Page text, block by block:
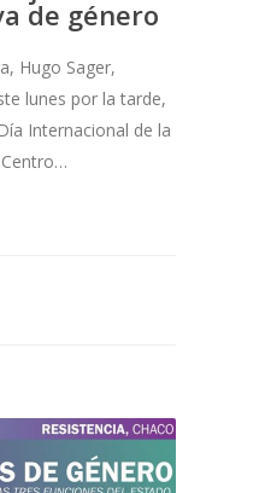
de género
Hugo Sager,
lunes por la tarde,
Internacional de la